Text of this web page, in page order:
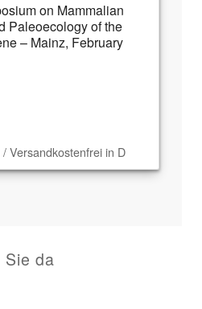
on Mammalian
Paleoecology of the
– Mainz, February
/ Versandkostenfrei in D
da